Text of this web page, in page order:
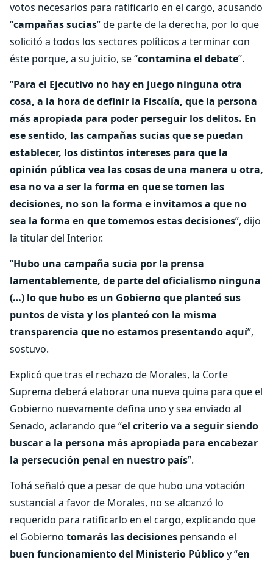
votos necesarios para ratificarlo en el cargo, acusando
“campañas sucias” de parte de la derecha, por lo que
solicitó a todos los sectores políticos a terminar con
éste porque, a su juicio, se “contamina el debate”.
“Para el Ejecutivo no hay en juego ninguna otra
cosa, a la hora de definir la Fiscalía, que la persona
más apropiada para poder perseguir los delitos. En
ese sentido, las campañas sucias que se puedan
establecer, los distintos intereses para que la
opinión pública vea las cosas de una manera u otra,
esa no va a ser la forma en que se tomen las
decisiones, no son la forma e invitamos a que no
sea la forma en que tomemos estas decisiones”, dijo
la titular del Interior.
“Hubo una campaña sucia por la prensa
lamentablemente, de parte del oficialismo ninguna
(…) lo que hubo es un Gobierno que planteó sus
puntos de vista y los planteó con la misma
transparencia que no estamos presentando aquí”,
sostuvo.
Explicó que tras el rechazo de Morales, la Corte
Suprema deberá elaborar una nueva quina para que el
Gobierno nuevamente defina uno y sea enviado al
Senado, aclarando que “el criterio va a seguir siendo
buscar a la persona más apropiada para encabezar
la persecución penal en nuestro país”.
Tohá señaló que a pesar de que hubo una votación
sustancial a favor de Morales, no se alcanzó lo
requerido para ratificarlo en el cargo, explicando que
el Gobierno tomarás las decisiones pensando el
buen funcionamiento del Ministerio Públicoy “en